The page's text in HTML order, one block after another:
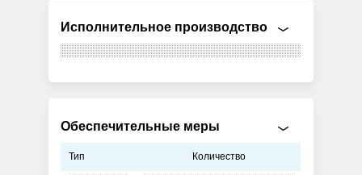
Исполнительное производство
Обеспечительные меры
Тип Количество